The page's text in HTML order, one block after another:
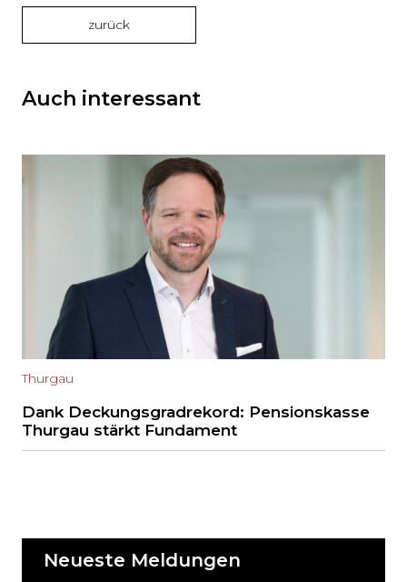
zurück
Auch interessant
Thurgau
Dank Deckungsgradrekord: Pensionskasse
Thurgau stärkt Fundament
Neueste Meldungen